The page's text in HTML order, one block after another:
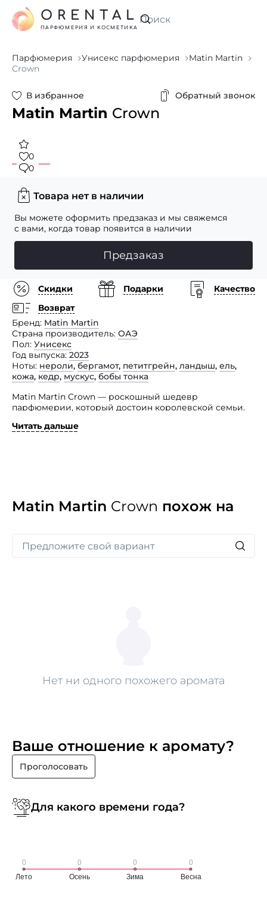
Искать
ORENTAL
ПАРФЮМЕРИЯ И КОСМЕТИКА
Парфюмерия Унисекс парфюмерия
Matin Martin
Crown
В избранное Обратный звонок
Matin Martin Crown
0
0
Товара нет в наличии
Вы можете оформить предзаказ и мы свяжемся
с вами, когда товар появится в наличии
Предзаказ
Скидки Подарки
Качество
Возврат
Бренд Matin Martin
Страна производитель ОАЭ
Пол Унисекс
Год выпуска 2023
Ноты нероли, бергамот, петитгрейн, ландыш, ель,
кожа, кедр, мускус, бобы тонка
Matin Martin Crown — роскошный шедевр
парфюмерии, который достоин королевской семьи.
увенчать себя непревзойденной аурой величия.
из изысканной розы, фрезии и гелиотропа ссыпается,
словно царственное полотно цветочного очарования,
и насыщенного мускуса образуют величественную
коронацию, оставляя вечное впечатление о вашем
императорском присутствии. Гармоничное
Читать дальше
Matin Martin Crown похож на
Нет ни одного похожего аромата
Ваше отношение к аромату?
Проголосовать
Для какого времени года?